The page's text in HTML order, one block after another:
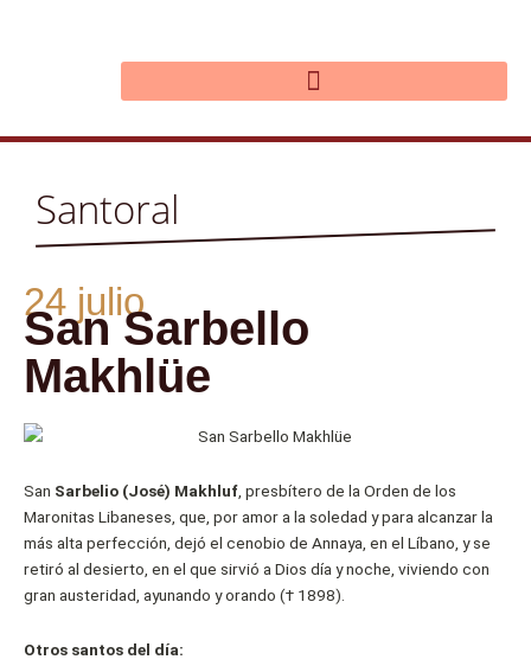
Santoral
24 julio
San Sarbello
Makhlüe
San Sarbelio (José) Makhluf , presbítero de la Orden de los
Maronitas Libaneses, que, por amor a la soledad y para alcanzar la
más alta perfección, dejó el cenobio de Annaya, en el Líbano, y se
retiró al desierto, en el que sirvió a Dios día y noche, viviendo con
gran austeridad, ayunando y orando († 1898).
Otros santos del día: